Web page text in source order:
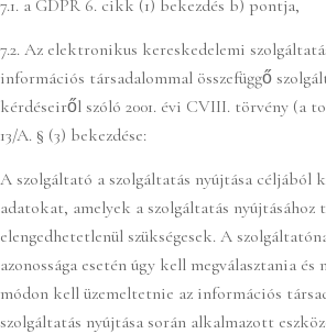
7.1. a GDPR 6. cikk (1) bekezdés b) pontja,
7.2. Az elektronikus kereskedelemi
információs társadalommal összefüggő
kérdéseiről szóló 2001. évi CVIII. törvény (a
13/A. § (3) bekezdése:
A szolgáltató a szolgáltatás nyújtása céljából
adatokat, amelyek a szolgáltatás nyújtásához
elengedhetetlenül szükségesek. A
azonossága esetén úgy kell megválasztania
módon kell üzemeltetnie az információs
szolgáltatás nyújtása során alkalmazott